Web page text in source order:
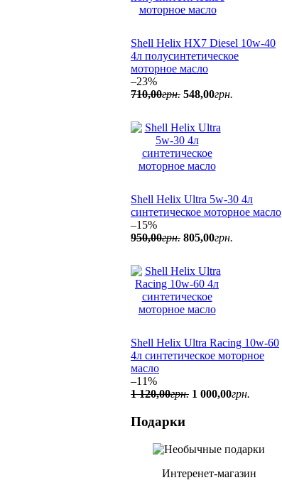
Shell Helix HX7 Diesel 10w-40
4л полусинтетическое
моторное масло
–23%
710,00грн. 548,00грн.
Shell Helix Ultra 5w-30 4л
синтетическое моторное масло
–15%
950,00грн. 805,00грн.
Shell Helix Ultra Racing 10w-60
4л синтетическое моторное
масло
–11%
1 120,00грн. 1 000,00грн.
Подарки
Интеренет-магазин